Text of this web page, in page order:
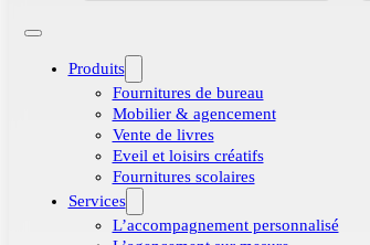
Produits
Fournitures de bureau
Mobilier & agencement
Vente de livres
Eveil et loisirs créatifs
Fournitures scolaires
Services
L’accompagnement personnalisé